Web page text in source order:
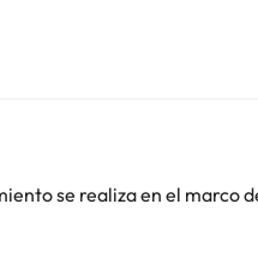
trato familiar y un
10 y 300 personas. En el
con denominación de
y saborear las auténticas
se realiza en el marco